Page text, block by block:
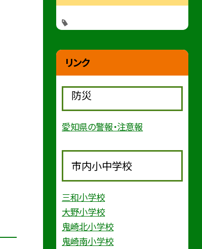
リンク
防災
愛知県の警報・注意報
市内小中学校
三和小学校
大野小学校
鬼崎北小学校
鬼崎南小学校